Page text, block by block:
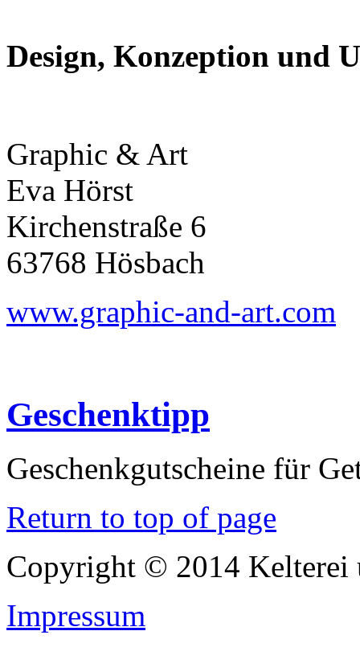
Design, Konzeption und
Graphic & Art
Eva Hörst
Kirchenstraße 6
63768 Hösbach
www.graphic-and-art.com
Geschenktipp
Geschenkgutscheine für
Return to top of page
Copyright © 2014 Kelterei
Impressum